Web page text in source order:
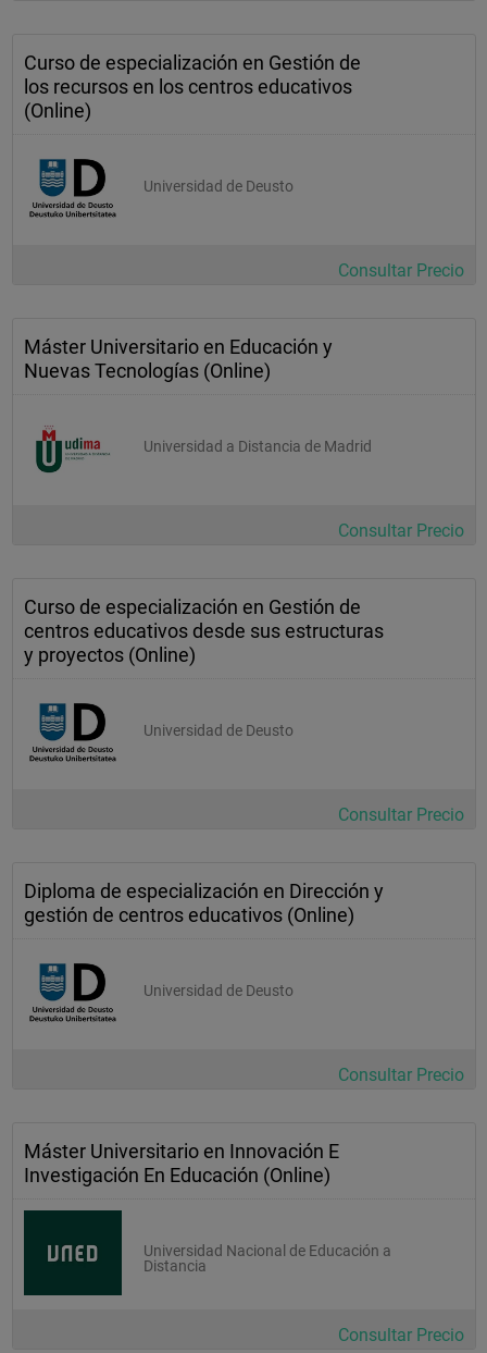
Curso de especialización en Gestión de
los recursos en los centros educativos
(Online)
Universidad de Deusto
Consultar Precio
Máster Universitario en Educación y
Nuevas Tecnologías (Online)
Universidad a Distancia de Madrid
Consultar Precio
Curso de especialización en Gestión de
centros educativos desde sus estructuras
y proyectos (Online)
Universidad de Deusto
Consultar Precio
Diploma de especialización en Dirección y
gestión de centros educativos (Online)
Universidad de Deusto
Consultar Precio
Máster Universitario en Innovación E
Investigación En Educación (Online)
Universidad Nacional de Educación a
Distancia
Consultar Precio